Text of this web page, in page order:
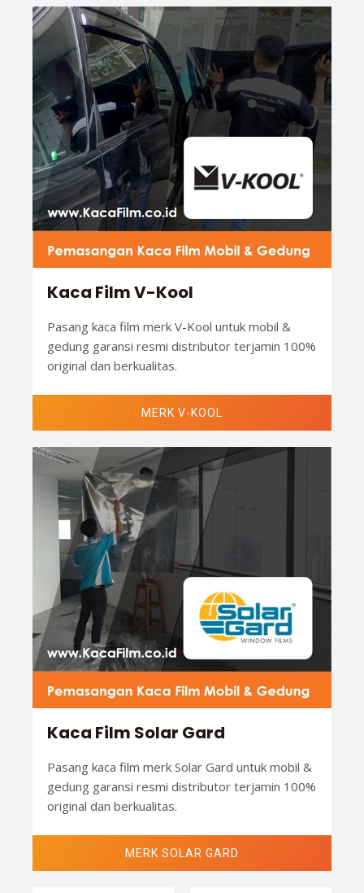
Kaca Film V-Kool
Pasang kaca film merk V-Kool untuk mobil &
gedung garansi resmi distributor terjamin 100%
original dan berkualitas.
MERK V-KOOL
Kaca Film Solar Gard
Pasang kaca film merk Solar Gard untuk mobil &
gedung garansi resmi distributor terjamin 100%
original dan berkualitas.
MERK SOLAR GARD